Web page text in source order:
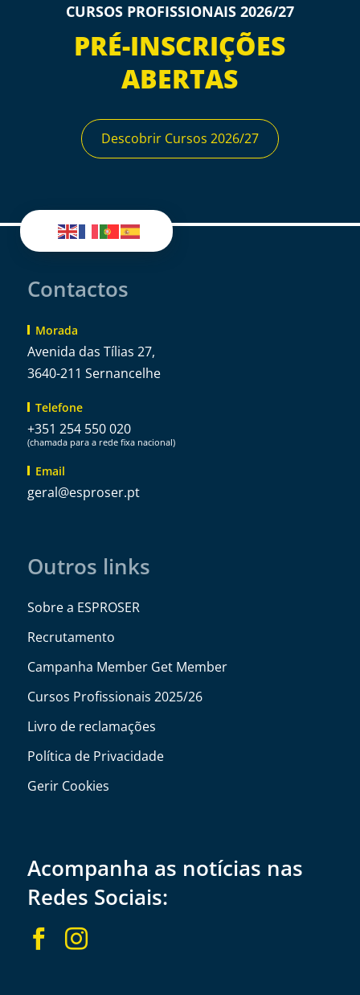
CURSOS PROFISSIONAIS 2026/27
PRÉ-INSCRIÇÕES
ABERTAS
Descobrir Cursos 2026/27
Contactos
Morada
Avenida das Tílias 27,
3640-211 Sernancelhe
Telefone
+351 254 550 020
(chamada para a rede fixa nacional)
Email
tp.resorpse
@lareg
Outros links
Sobre a ESPROSER
Recrutamento
Campanha Member Get Member
Cursos Profissionais 2025/26
Livro de reclamações
Política de Privacidade
Gerir Cookies
Acompanha as notícias nas
Redes Sociais:
 